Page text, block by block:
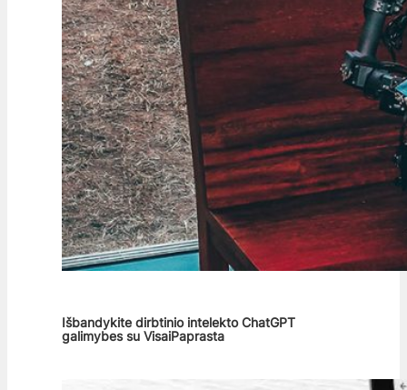
Išbandykite dirbtinio intelekto ChatGPT
galimybes su VisaiPaprasta